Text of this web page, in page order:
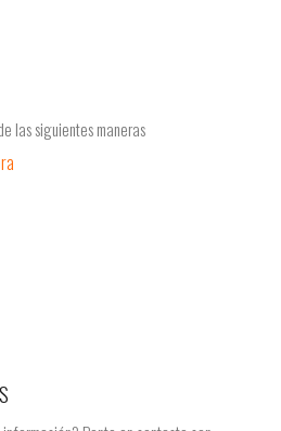
las siguientes maneras